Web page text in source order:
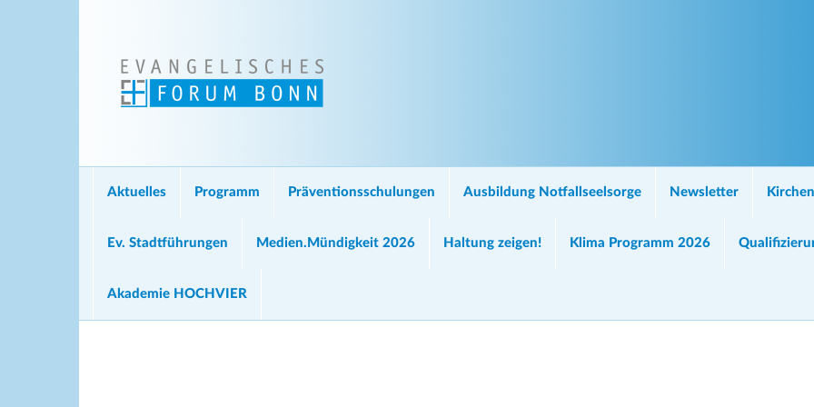
Aktuelles Programm Präventionsschulungen Ausbildung Notfallseelsorge Newsletter
Ev. Stadtführungen Medien.Mündigkeit 2026 Haltung zeigen! Klima Programm 2026
Akademie HOCHVIER